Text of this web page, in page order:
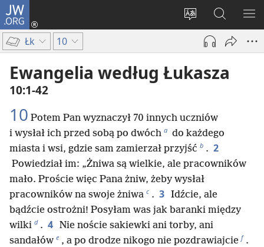
JW.ORG
Wybór
języka
Logowanie
(opens
window)
Szukaj
na
JW.ORG
Łk 10
Ewangelia według Łukasza
10:1-42
10 Potem Pan wyznaczył 70 innych uczniów
i wysłał ich przed sobą po dwóch a do każdego
miasta i wsi, gdzie sam zamierzał przyjść b . 2
Powiedział im: „Żniwa są wielkie, ale pracowników
mało. Proście więc Pana żniw, żeby wysłał
pracowników na swoje żniwa c . 3 Idźcie, ale
bądźcie ostrożni! Posyłam was jak baranki między
wilki d . 4 Nie noście sakiewki ani torby, ani
sandałów e , a po drodze nikogo nie pozdrawiajcie f .